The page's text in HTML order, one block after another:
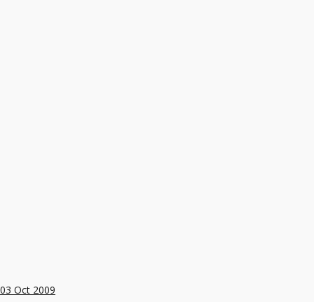
03 Oct 2009